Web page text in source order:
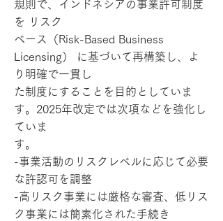
規則で、インドネシアの事業許可制度
を リスク
ベース（Risk-Based Business
Licensing） に基づいて再構築し、よ
り明確で一貫し
た制度にすることを目的としていま
す。2025年改定では次項などを強化し
ていま
す。
-事業活動のリスクレベルに応じて必要
な許認可を調整
-高リスク事業には厳格な審査、低リス
ク事業には簡素化された手続き